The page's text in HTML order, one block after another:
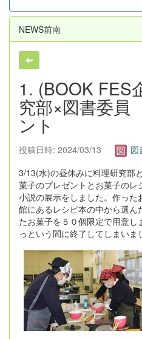
NEWS前南
1. (BOOK
究部×図書委
ント
投稿日時: 2024/03/13
図
3/13(水)の昼休みに料理研究部
菓子のプレゼントとお菓子のレ
小説の展示をしました。作っ
館にあるレシピ本の中から選ん
たお菓子を５０個限定で用意
っという間に終了してしまいま